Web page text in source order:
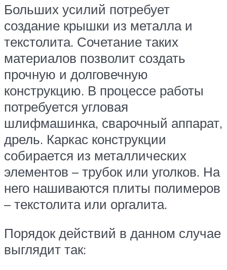
Больших усилий потребует
создание крышки из металла и
текстолита. Сочетание таких
материалов позволит создать
прочную и долговечную
конструкцию. В процессе работы
потребуется угловая
шлифмашинка, сварочный аппарат,
дрель. Каркас конструкции
собирается из металлических
элементов – трубок или уголков. На
него нашиваются плиты полимеров
– текстолита или оргалита.
Порядок действий в данном случае
выглядит так: